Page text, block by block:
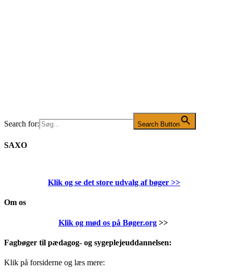
Search for: Search Button
SAXO
Klik og se det store udvalg af bøger >>
Om os
Klik og mød os på Bøger.org>>
Fagbøger til pædagog- og sygeplejeuddannelsen:
Klik på forsiderne og læs mere: